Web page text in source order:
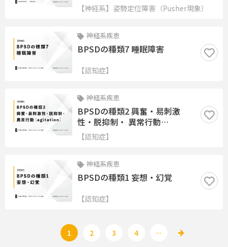
【神経系】姿勢定位障害（Pusher現象）
神経系疾患
BPSDの種類7 睡眠障害
【認知症】
神経系疾患
BPSDの種類2 興奮・易刺激
性・脱抑制・ 異常行動
（agitation)
【認知症】
神経系疾患
BPSDの種類1 妄想・幻覚
【認知症】
1 2 3 4 ...